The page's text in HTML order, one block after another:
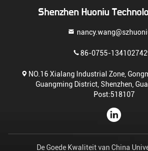
Shenzhen Huoniu
86-0755-
NO.16 Xialang Industrial Zone,
Guangming District, Shenzhen,
Post:518107
De Goede Kwaliteit van China